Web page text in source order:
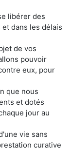
libérer des
dans les délais
de vos
pouvoir
eux, pour
que nous
et dotés
jour au
vie sans
curative